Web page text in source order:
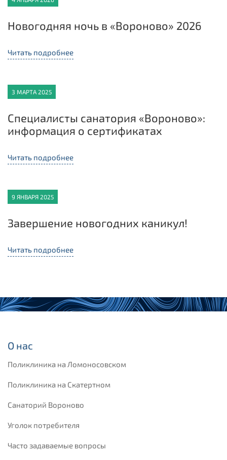
Новогодняя ночь в «Вороново» 2026
Читать подробнее
3 МАРТА 2025
Специалисты санатория «Вороново»:
информация о сертификатах
Читать подробнее
9 ЯНВАРЯ 2025
Завершение новогодних каникул!
Читать подробнее
О нас
Поликлиника на Ломоносовском
Поликлиника на Скатертном
Санаторий Вороново
Уголок потребителя
Часто задаваемые вопросы